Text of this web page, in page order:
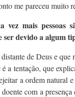
me pareceu muito
vez mais
ser devido a algum
de Deus e
a tentação, que
a ordem natural
com a